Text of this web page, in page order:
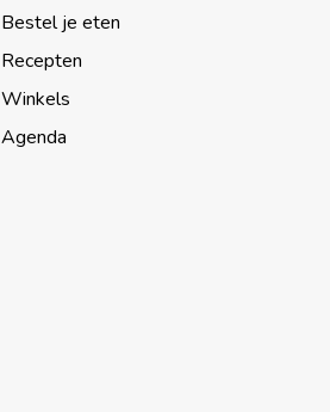
Bestel je eten
Recepten
Winkels
Agenda